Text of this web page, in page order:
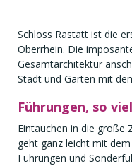
Schloss Rastatt ist die
Oberrhein. Die
Gesamtarchitektur
Stadt und Garten mit
Führungen, so
Eintauchen in die große
geht ganz leicht mit
Führungen und